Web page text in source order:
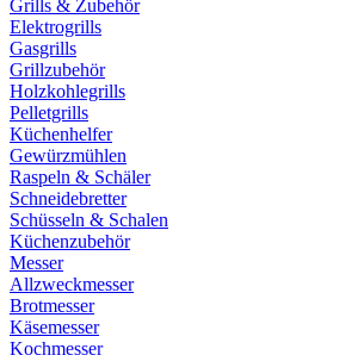
Grills & Zubehör
Elektrogrills
Gasgrills
Grillzubehör
Holzkohlegrills
Pelletgrills
Küchenhelfer
Gewürzmühlen
Raspeln & Schäler
Schneidebretter
Schüsseln & Schalen
Küchenzubehör
Messer
Allzweckmesser
Brotmesser
Käsemesser
Kochmesser